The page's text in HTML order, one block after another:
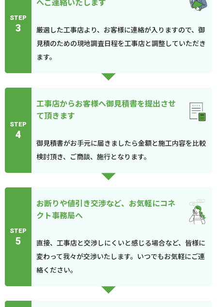
STEP
3
厳選した工事店より、お客様に連絡が入りますので、御
見積のための現地調査日程を工事店と調整していただき
ます。
STEP
4
工事店からお客様へ御見積書を提出させ
て頂きます
御見積書がお手元に届きましたら金額と施工内容を比較
検討頂き、ご商談、施行となります。
STEP
5
お断りや値引き交渉など、お気軽にコネ
クト事務局へ
直接、工事店と交渉しにくいと感じる場合など、皆様に
変わって我々が交渉いたします。いつでもお気軽にご連
絡ください。